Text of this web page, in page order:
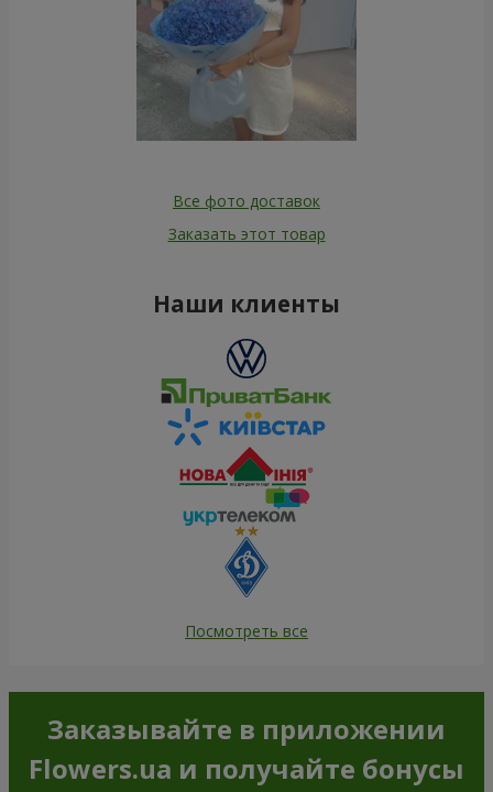
Все фото доставок
Заказать этот товар
Наши клиенты
Посмотреть все
Заказывайте в приложении
Flowers.ua и получайте бонусы